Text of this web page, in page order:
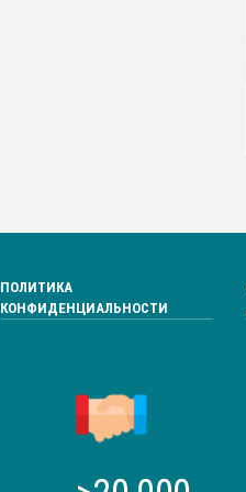
ПОЛИТИКА
КОНФИДЕНЦИАЛЬНОСТИ